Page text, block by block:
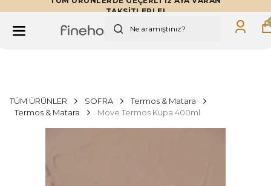
TAKSİTLERLE!
TÜM ÜRÜNLER SOFRA
Termos & Matara
Termos & Matara
Move Termos Kupa 400ml